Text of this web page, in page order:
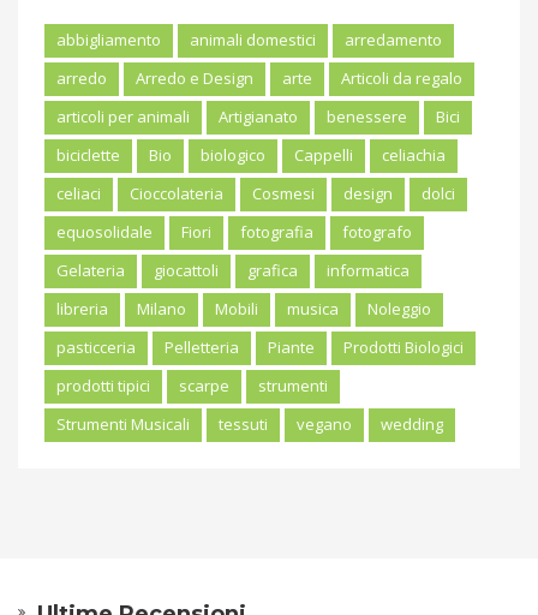
abbigliamento animali domestici
arredamento
arredo
Arredo e Design arte
Articoli da regalo
articoli per animali
Artigianato benessere
Bici
biciclette
Bio biologico Cappelli
celiachia
celiaci
Cioccolateria Cosmesi design
dolci
equosolidale
Fiori fotografia
fotografo
Gelateria
giocattoli grafica
informatica
libreria
Milano Mobili musica
Noleggio
pasticceria
Pelletteria Piante
Prodotti Biologici
prodotti tipici
scarpe
strumenti
Strumenti Musicali
tessuti vegano wedding